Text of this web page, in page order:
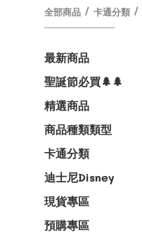
全部商品 / 卡通分類 /
最新商品
聖誕節必買🌲🌲
精選商品
商品種類類型
卡通分類
迪士尼Disney
現貨專區
預購專區